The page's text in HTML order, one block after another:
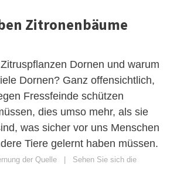
Zitronenbäume
Dornen und warum
Dornen? Ganz offensichtlich,
Fressfeinde schützen
dies umso mehr, als sie
was sicher vor uns Menschen
Tiere gelernt haben müssen.
der Quelle | Sehen Sie sich die